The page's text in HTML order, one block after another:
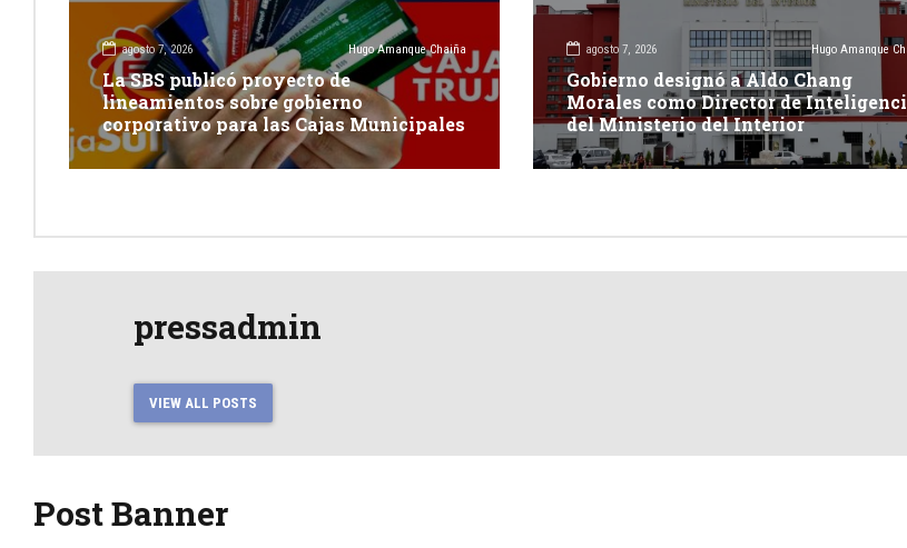
agosto 7, 2026 Hugo Amanque Chaiña
La SBS publicó proyecto de
lineamientos sobre gobierno
corporativo para las Cajas Municipales
agosto 7, 2026 Hugo Amanque
Gobierno designó a Aldo Chang
Morales como Director de
del Ministerio del Interior
pressadmin
VIEW ALL POSTS
Post Banner